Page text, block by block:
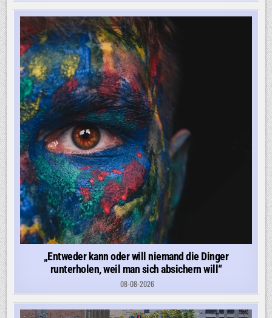
„Entweder kann oder will niemand die Dinger
runterholen, weil man sich absichern will“
08-08-2026